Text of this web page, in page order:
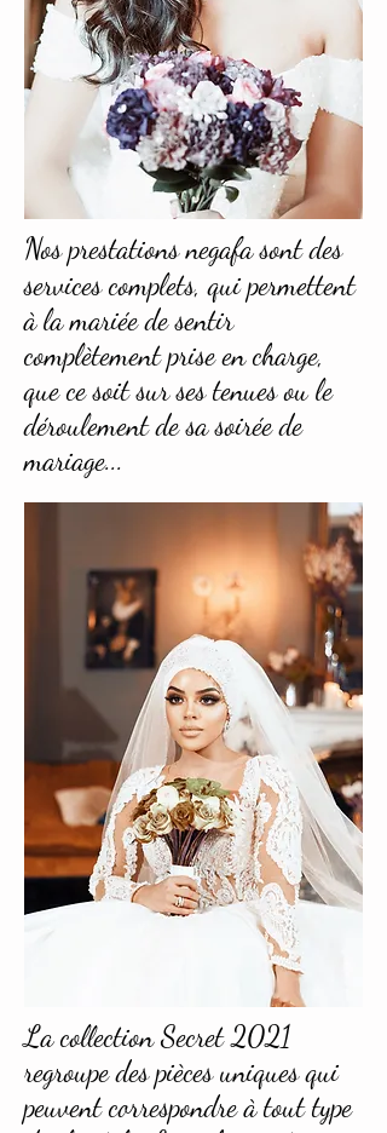
Nos prestationsnegafa sont des
services complets, qui permettent
à la mariée de sentir
complètement prise en charge,
que ce soit sur ses tenues ou le
déroulement de sa soirée de
mariage...
La collection Secret 2021
regroupe des pièces uniques qui
peuvent correspondre à tout type